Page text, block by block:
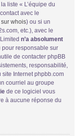
liste « L’équipe du
avec le
whois) ou si un
etc.), avec le
n’a absolument
pour responsable sur
de contacter phpBB
responsabilité,
site Internet phpbb.com
courriel au groupe
de ce logiciel vous
à aucune réponse du